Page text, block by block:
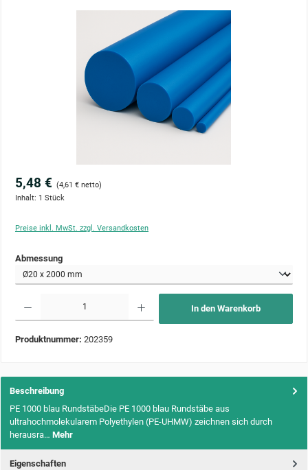
5,48 € (4,61 € netto)
Inhalt: 1 Stück
Preise inkl. MwSt. zzgl. Versandkosten
Abmessungauswählen
In den Warenkorb
Produktnummer: 202359
Beschreibung
PE 1000 blau RundstäbeDie PE 1000 blau Rundstäbe aus
ultrahochmolekularem Polyethylen (PE-UHMW) zeichnen sich durch
herausra… Mehr
Eigenschaften